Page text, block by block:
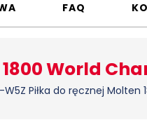
FAQ
World
W5Z Piłka do ręcznej